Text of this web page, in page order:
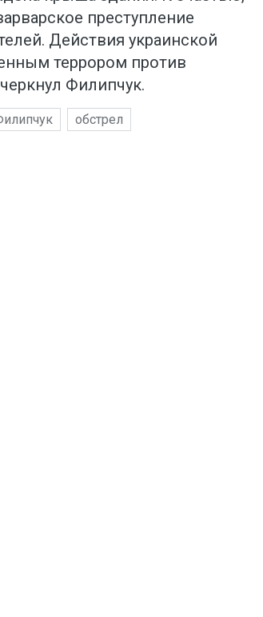
преступление
Действия украинской
террором против
Филипчук.
обстрел